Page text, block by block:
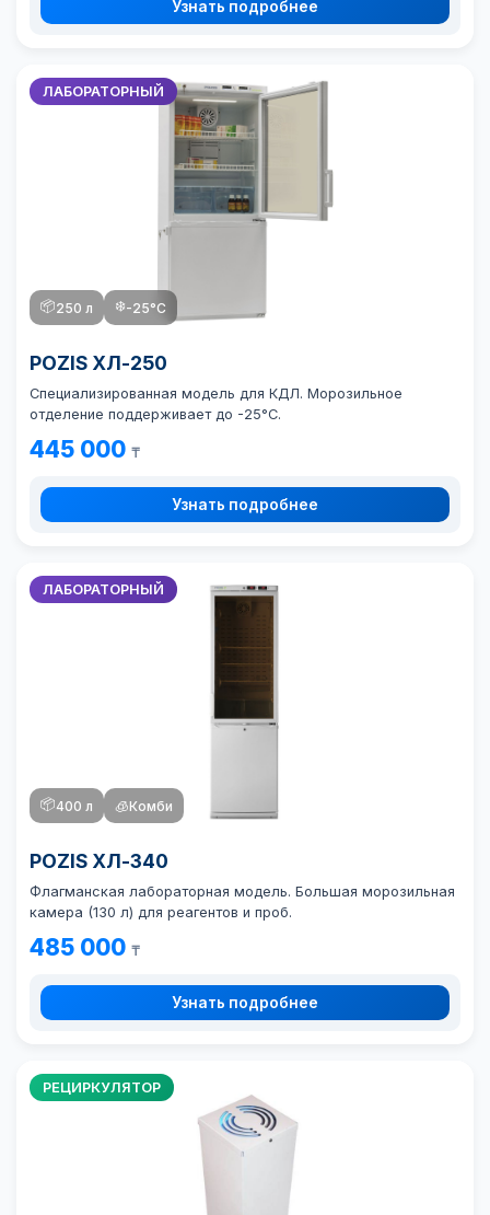
Узнать подробнее
ЛАБОРАТОРНЫЙ
📦250 л ❄️-25°C
POZIS ХЛ-250
Специализированная модель для КДЛ. Морозильное
отделение поддерживает до -25°C.
445 000 ₸
Узнать подробнее
ЛАБОРАТОРНЫЙ
📦400 л 🧊Комби
POZIS ХЛ-340
Флагманская лабораторная модель. Большая морозильная
камера (130 л) для реагентов и проб.
485 000 ₸
Узнать подробнее
РЕЦИРКУЛЯТОР